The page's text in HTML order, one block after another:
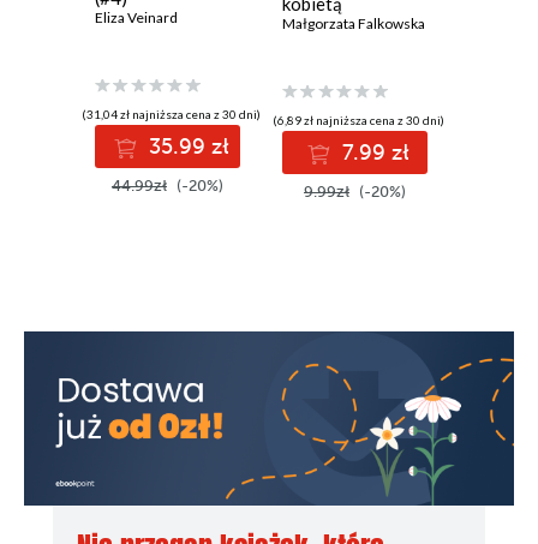
Eliza Veinard
(31,04 zł najniższa cena z 30 dni)
35.99 zł
44.99zł (-20%)
Małgorzata Falkowska
(6,89 zł najniższa cena z 30 dni)
7.99 zł
9.99zł (-20%)